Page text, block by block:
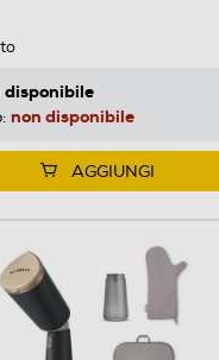
disponibile
non disponibile
AGGIUNGI